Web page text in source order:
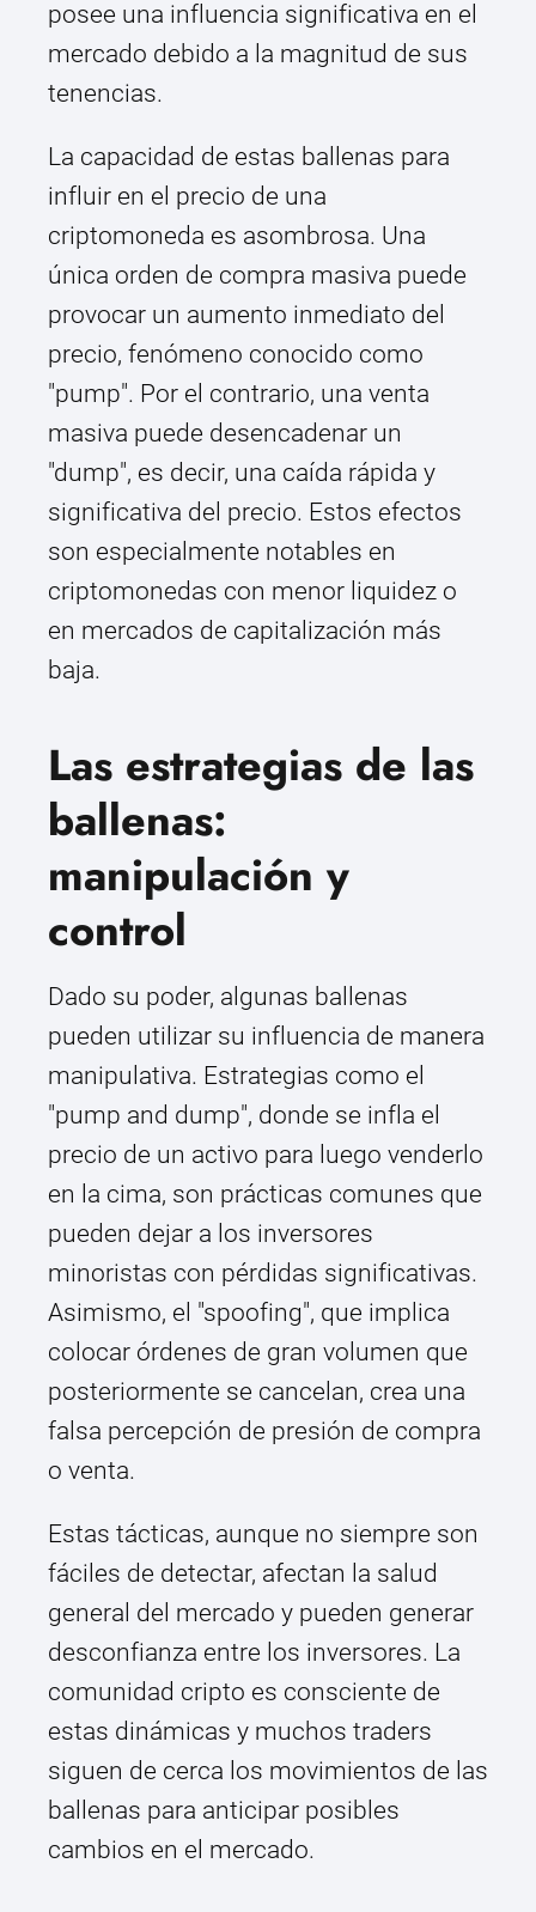
posee una influencia significativa en el
mercado debido a la magnitud de sus
tenencias.
La capacidad de estas ballenas para
influir en el precio de una
criptomoneda es asombrosa. Una
única orden de compra masiva puede
provocar un aumento inmediato del
precio, fenómeno conocido como
"pump". Por el contrario, una venta
masiva puede desencadenar un
"dump", es decir, una caída rápida y
significativa del precio. Estos efectos
son especialmente notables en
criptomonedas con menor liquidez o
en mercados de capitalización más
baja.
Las estrategias de las
ballenas:
manipulación y
control
Dado su poder, algunas ballenas
pueden utilizar su influencia de manera
manipulativa. Estrategias como el
"pump and dump", donde se infla el
precio de un activo para luego venderlo
en la cima, son prácticas comunes que
pueden dejar a los inversores
minoristas con pérdidas significativas.
Asimismo, el "spoofing", que implica
colocar órdenes de gran volumen que
posteriormente se cancelan, crea una
falsa percepción de presión de compra
o venta.
Estas tácticas, aunque no siempre son
fáciles de detectar, afectan la salud
general del mercado y pueden generar
desconfianza entre los inversores. La
comunidad cripto es consciente de
estas dinámicas y muchos traders
siguen de cerca los movimientos de las
ballenas para anticipar posibles
cambios en el mercado.